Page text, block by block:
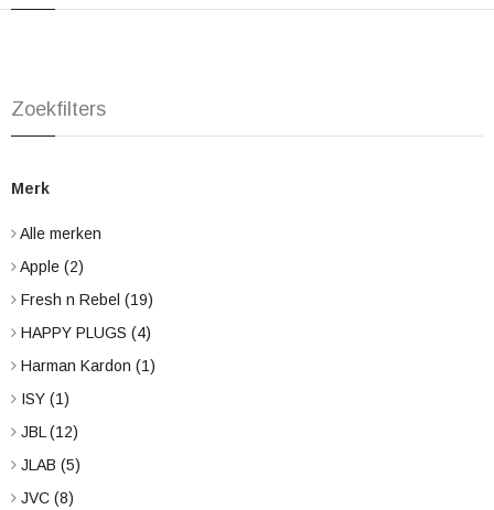
Zoekfilters
Merk
Alle merken
Apple (2)
Fresh n Rebel (19)
HAPPY PLUGS (4)
Harman Kardon (1)
ISY (1)
JBL (12)
JLAB (5)
JVC (8)